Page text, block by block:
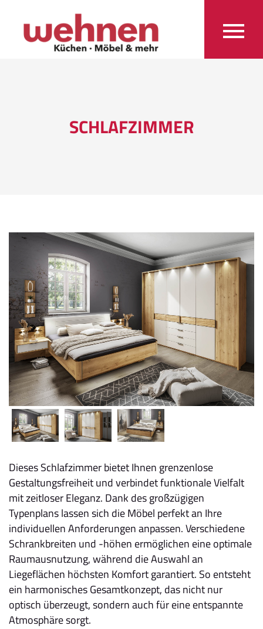
SCHLAFZIMMER
Dieses Schlafzimmer bietet Ihnen grenzenlose
Gestaltungsfreiheit und verbindet funktionale Vielfalt
mit zeitloser Eleganz. Dank des großzügigen
Typenplans lassen sich die Möbel perfekt an Ihre
individuellen Anforderungen anpassen. Verschiedene
Schrankbreiten und -höhen ermöglichen eine optimale
Raumausnutzung, während die Auswahl an
Liegeflächen höchsten Komfort garantiert. So entsteht
ein harmonisches Gesamtkonzept, das nicht nur
optisch überzeugt, sondern auch für eine entspannte
Atmosphäre sorgt.